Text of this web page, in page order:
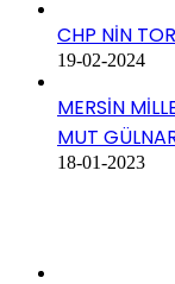
CHP NİN
19-02-2024
MERSİN
MUT
18-01-2023